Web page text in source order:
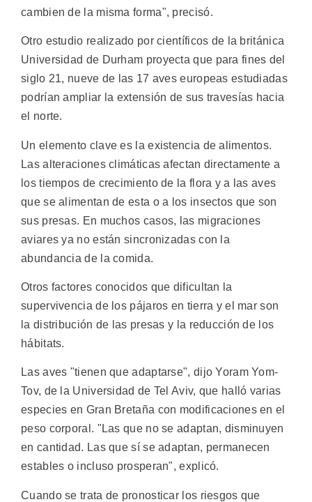
cambien de la misma forma", precisó.
Otro estudio realizado por científicos de la británica
Universidad de Durham proyecta que para fines del
siglo 21, nueve de las 17 aves europeas estudiadas
podrían ampliar la extensión de sus travesías hacia
el norte.
Un elemento clave es la existencia de alimentos.
Las alteraciones climáticas afectan directamente a
los tiempos de crecimiento de la flora y a las aves
que se alimentan de esta o a los insectos que son
sus presas. En muchos casos, las migraciones
aviares ya no están sincronizadas con la
abundancia de la comida.
Otros factores conocidos que dificultan la
supervivencia de los pájaros en tierra y el mar son
la distribución de las presas y la reducción de los
hábitats.
Las aves "tienen que adaptarse", dijo Yoram Yom-
Tov, de la Universidad de Tel Aviv, que halló varias
especies en Gran Bretaña con modificaciones en el
peso corporal. "Las que no se adaptan, disminuyen
en cantidad. Las que sí se adaptan, permanecen
estables o incluso prosperan", explicó.
Cuando se trata de pronosticar los riesgos que